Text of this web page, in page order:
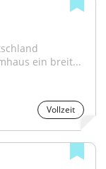
ein breit...
Vollzeit